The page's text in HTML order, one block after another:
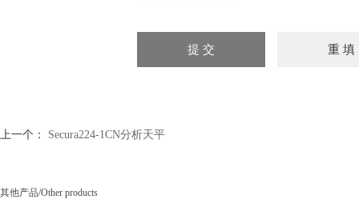
上一个： Secura224-1CN分析天平
其他产品/Other products